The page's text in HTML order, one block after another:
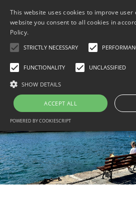
MENU
ΑΡΧΙΚΗ
ΚΆΝΤΕ ΚΡΆΤΗΣΗ
ΦΩΤΟΓΡΑΦΊΕΣ
THINGS TO DO
ΕΠΙΚΟΙΝΩΝΊΑ
TRAVEL WITH BESAFE
[ DATA PROTECTION ]
This website uses cookies to improve user
website you consent to all cookies in
Policy.
STRICTLY NECESSARY
FUNCTIONALITY UNCLASSIFIED
SHOW DETAILS
ACCEPT ALL
POWERED BY COOKIESCRIPT